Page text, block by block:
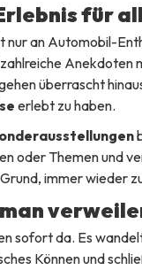
für
nur an Automobil-
Anekdoten
überrascht
erlebt zu haben.
oder Themen und
immer wieder
sofort da. Es
Können und